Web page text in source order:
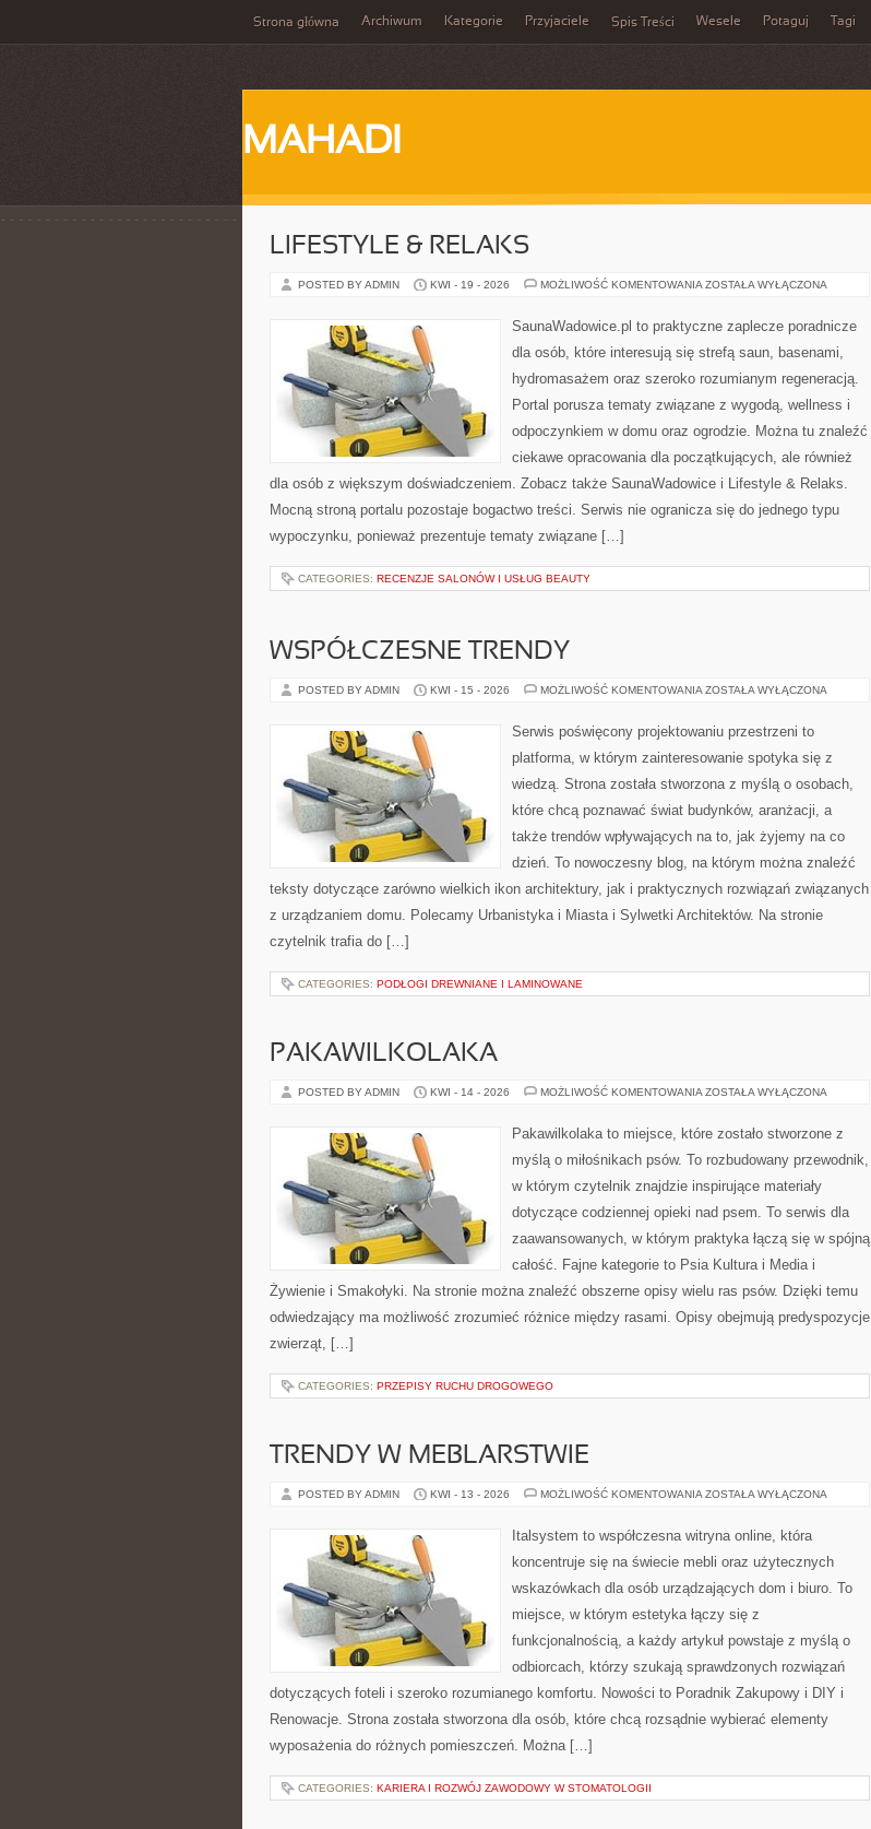
Strona główna Archiwum Kategorie Przyjaciele Spis Treści Wesele Potaguj Tagi
MAHADI
LIFESTYLE & RELAKS
POSTED BY ADMIN KWI - 19 - 2026 MOŻLIWOŚĆ KOMENTOWANIA LIFESTYLE
ZOSTAŁA WYŁĄCZONA
SaunaWadowice.pl to praktyczne zaplecze poradnicze
dla osób, które interesują się strefą saun, basenami,
hydromasażem oraz szeroko rozumianym regeneracją.
Portal porusza tematy związane z wygodą, wellness i
odpoczynkiem w domu oraz ogrodzie. Można tu znaleźć
ciekawe opracowania dla początkujących, ale również
dla osób z większym doświadczeniem. Zobacz także SaunaWadowice i Lifestyle & Relaks.
Mocną stroną portalu pozostaje bogactwo treści. Serwis nie ogranicza się do jednego typu
wypoczynku, ponieważ prezentuje tematy związane […]
CATEGORIES: RECENZJE SALONÓW I USŁUG BEAUTY
WSPÓŁCZESNE TRENDY
POSTED BY ADMIN KWI - 15 - 2026 MOŻLIWOŚĆ KOMENTOWANIA WSPÓŁCZESNE
ZOSTAŁA WYŁĄCZONA
Serwis poświęcony projektowaniu przestrzeni to
platforma, w którym zainteresowanie spotyka się z
wiedzą. Strona została stworzona z myślą o osobach,
które chcą poznawać świat budynków, aranżacji, a
także trendów wpływających na to, jak żyjemy na co
dzień. To nowoczesny blog, na którym można znaleźć
teksty dotyczące zarówno wielkich ikon architektury, jak i praktycznych rozwiązań związanych
z urządzaniem domu. Polecamy Urbanistyka i Miasta i Sylwetki Architektów. Na stronie
czytelnik trafia do […]
CATEGORIES: PODŁOGI DREWNIANE I LAMINOWANE
PAKAWILKOLAKA
POSTED BY ADMIN KWI - 14 - 2026 MOŻLIWOŚĆ KOMENTOWANIA PAKAWILKOLAKA
ZOSTAŁA WYŁĄCZONA
Pakawilkolaka to miejsce, które zostało stworzone z
myślą o miłośnikach psów. To rozbudowany przewodnik,
w którym czytelnik znajdzie inspirujące materiały
dotyczące codziennej opieki nad psem. To serwis dla
zaawansowanych, w którym praktyka łączą się w spójną
całość. Fajne kategorie to Psia Kultura i Media i
Żywienie i Smakołyki. Na stronie można znaleźć obszerne opisy wielu ras psów. Dzięki temu
odwiedzający ma możliwość zrozumieć różnice między rasami. Opisy obejmują predyspozycje
zwierząt, […]
CATEGORIES: PRZEPISY RUCHU DROGOWEGO
TRENDY W MEBLARSTWIE
POSTED BY ADMIN KWI - 13 - 2026 MOŻLIWOŚĆ KOMENTOWANIA TRENDY
ZOSTAŁA WYŁĄCZONA
Italsystem to współczesna witryna online, która
koncentruje się na świecie mebli oraz użytecznych
wskazówkach dla osób urządzających dom i biuro. To
miejsce, w którym estetyka łączy się z
funkcjonalnością, a każdy artykuł powstaje z myślą o
odbiorcach, którzy szukają sprawdzonych rozwiązań
dotyczących foteli i szeroko rozumianego komfortu. Nowości to Poradnik Zakupowy i DIY i
Renowacje. Strona została stworzona dla osób, które chcą rozsądnie wybierać elementy
wyposażenia do różnych pomieszczeń. Można […]
CATEGORIES: KARIERA I ROZWÓJ ZAWODOWY W STOMATOLOGII